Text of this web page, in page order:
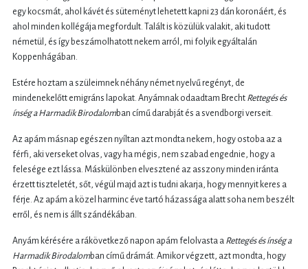
egy kocsmát, ahol kávét és süteményt lehetett kapni 23 dán koronáért, és
ahol minden kollégája megfordult. Talált is közülük valakit, aki tudott
németül, és így beszámolhatott nekem arról, mi folyik egyáltalán
Koppenhágában.
Estére hoztam a szüleimnek néhány német nyelvű regényt, de
mindenekelőtt emigráns lapokat. Anyámnak odaadtam Brecht Rettegés és
ínség a Harmadik Birodalomban című darabját és a svendborgi verseit.
Az apám másnap egészen nyíltan azt mondta nekem, hogy ostoba az a
férfi, aki verseket olvas, vagy ha mégis, nem szabad engednie, hogy a
felesége ezt lássa. Máskülönben elvesztené az asszony minden iránta
érzett tiszteletét, sőt, végül majd azt is tudni akarja, hogy mennyit keres a
férje. Az apám a közel harminc éve tartó házassága alatt soha nem beszélt
erről, és nem is állt szándékában.
Anyám kérésére a rákövetkező napon apám felolvasta a Rettegés és ínség a
Harmadik Birodalomban című drámát. Amikor végzett, azt mondta, hogy